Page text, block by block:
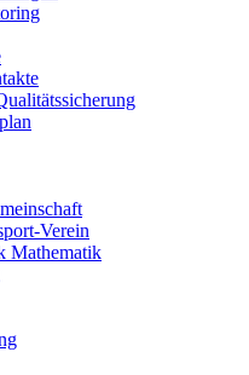
Verein
Mathematik